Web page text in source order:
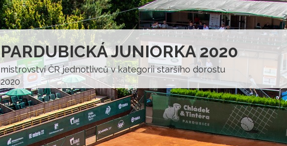
PARDUBICKÁ JUNIORKA 2020
mistrovství ČR jednotlivců v kategorii staršího dorostu
2020